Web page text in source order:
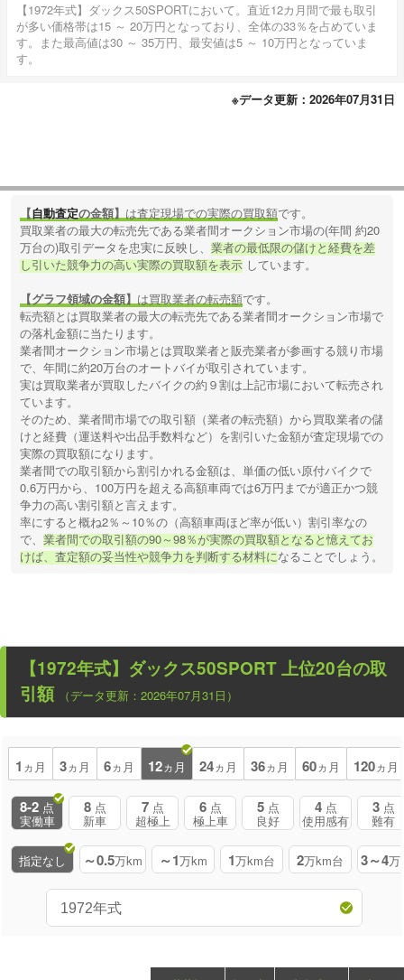
【1972年式】ダックス50SPORTにおいて。直近12カ月間で最も取引
が多い価格帯は15 ～ 20万円となっており、全体の33％を占めていま
す。また最高値は30 ～ 35万円、最安値は5 ～ 10万円となっていま
す。
※データ更新：2026年07月31日
【自動査定の金額】 は査定現場での実際の買取額です。
買取業者の最大の転売先である業者間オークション市場の(年間 約20
万台の)取引データを忠実に反映し、業者の最低限の儲けと経費を差
し引いた競争力の高い実際の買取額を表示 しています。
【グラフ領域の金額】 は買取業者の転売額です。
転売額とは買取業者の最大の転売先である業者間オークション市場で
の落札金額に当たります。
業者間オークション市場とは買取業者と販売業者が参画する競り市場
で、年間に約20万台のオートバイが取引されています。
実は買取業者が買取したバイクの約９割は上記市場において転売され
ています。
そのため、業者間市場での取引額（業者の転売額）から買取業者の儲
けと経費（運送料や出品手数料など）を割引いた金額が査定現場での
実際の買取額になります。
業者間での取引額から割引かれる金額は、単価の低い原付バイクで
0.6万円から、100万円を超える高額車両では6万円までが適正かつ競
争力の高い割引額と言えます。
率にすると概ね2％～10％の（高額車両ほど率が低い）割引率なの
で、業者間での取引額の90～98％が実際の買取額となると憶えてお
けば、査定額の妥当性や競争力を判断する材料になることでしょう。
【1972年式】ダックス50SPORT上位20台の取
引額
（データ更新：2026年07月31日）
1 ヵ月 3ヵ月 6ヵ月 12ヵ月 24ヵ月 36ヵ月 60ヵ月 120ヵ月
8-2 点
実働車
8 点
新車
7 点
超極上
6 点
極上車
5 点
良好
4 点
使用感有
3 点
難有
指定なし ～0.5万km ～1万km 1万km台 2万km台 3～4万